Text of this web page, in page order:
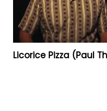
Licorice Pizza (Paul